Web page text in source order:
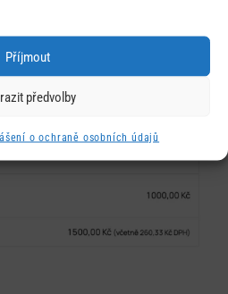
Příjmout
předvolby
o ochraně osobních údajů
svůj vygenerovaný